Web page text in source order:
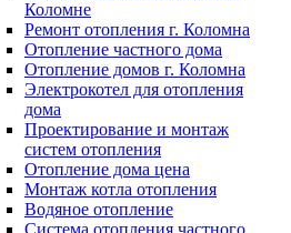
Коломне
Ремонт отопления г. Коломна
Отопление частного дома
Отопление домов г. Коломна
Электрокотел для отопления
дома
Проектирование и монтаж
систем отопления
Отопление дома цена
Монтаж котла отопления
Водяное отопление
Система отопления частного